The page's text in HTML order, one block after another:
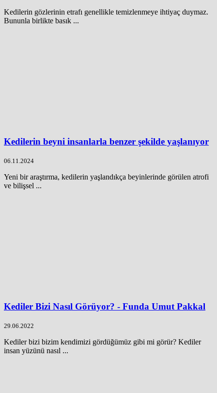
Kedilerin gözlerinin etrafı genellikle temizlenmeye ihtiyaç duymaz.
Bununla birlikte basık ...
Kedilerin beyni insanlarla benzer şekilde yaşlanıyor
06.11.2024
Yeni bir araştırma, kedilerin yaşlandıkça beyinlerinde görülen atrofi
ve bilişsel ...
Kediler Bizi Nasıl Görüyor? - Funda Umut Pakkal
29.06.2022
Kediler bizi bizim kendimizi gördüğümüz gibi mi görür? Kediler
insan yüzünü nasıl ...